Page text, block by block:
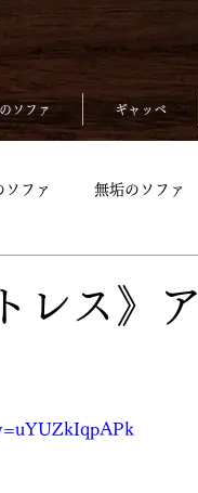
ソファ ギャッベ
ソファ 無垢のソファ
レス》